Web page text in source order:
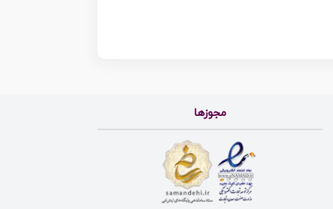
مجوزها